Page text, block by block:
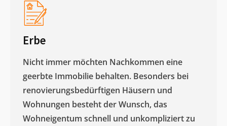
Erbe
Nicht immer möchten Nachkommen eine
geerbte Immobilie behalten. Besonders bei
renovierungsbedürftigen Häusern und
Wohnungen besteht der Wunsch, das
Wohneigentum schnell und unkompliziert zu